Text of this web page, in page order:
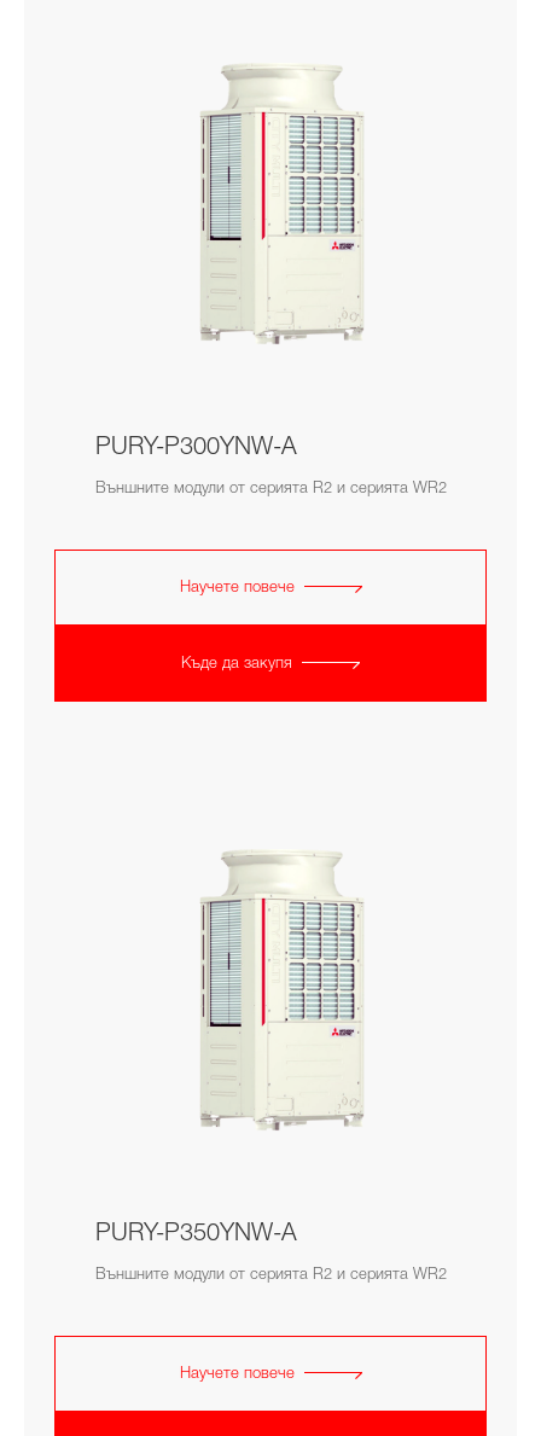
PURY-P300YNW-A
Външните модули от серията R2 и серията WR2
Научете повече
Къде да закупя
PURY-P350YNW-A
Външните модули от серията R2 и серията WR2
Научете повече